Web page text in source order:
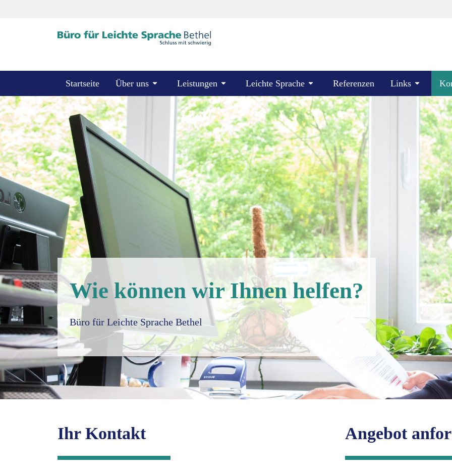
Startseite Über uns Leistungen Leichte Sprache Referenzen Links
Wie können wir Ihnen helfen?
Büro für Leichte Sprache Bethel
Ihr Kontakt Angebot